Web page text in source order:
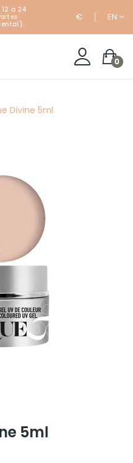
a 24
€ EN
0
Divine 5ml
5ml